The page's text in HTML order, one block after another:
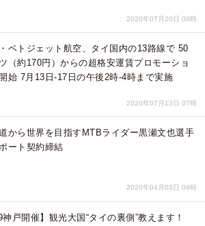
2020年07月20日 09時
ベトジェット航空、タイ国内の13路線で 50
（約170円）からの超格安運賃プロモーショ
始 7月13日-17日の午後2時-4時まで実施
2020年07月13日 07時
から世界を目指すMTBライダー黒瀬文也選手
ート契約締結
2020年04月03日 09時
神戸開催】観光大国“タイの裏側”教えます！